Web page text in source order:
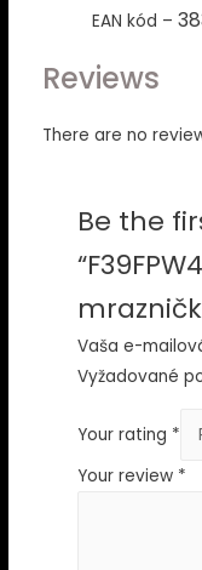
EAN kód –
Reviews
There are no
Be the
Vaša e-
Vyžadované
Your rating *
Your review *